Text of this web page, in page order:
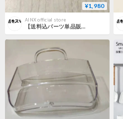
¥1,980
AINX official store
【送料込パーツ単品販売】AINX アイネクス Smart Auto Cooker 全自動調理器 専用 ふた固定パーツ